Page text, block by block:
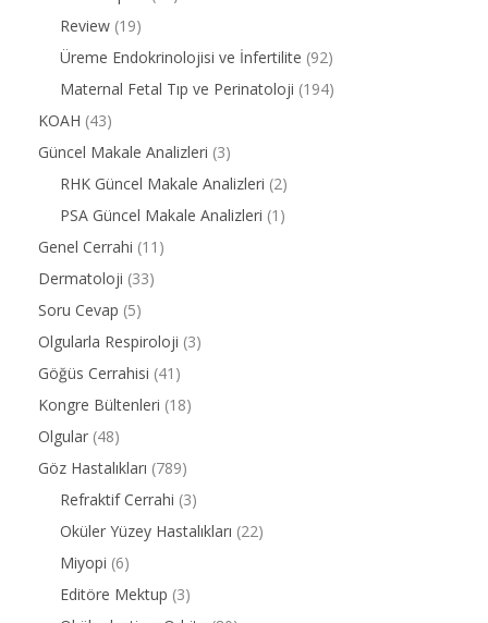
Review (19)
Üreme Endokrinolojisi ve İnfertilite (92)
Maternal Fetal Tıp ve Perinatoloji (194)
KOAH (43)
Güncel Makale Analizleri (3)
RHK Güncel Makale Analizleri (2)
PSA Güncel Makale Analizleri (1)
Genel Cerrahi (11)
Dermatoloji (33)
Soru Cevap (5)
Olgularla Respiroloji (3)
Göğüs Cerrahisi (41)
Kongre Bültenleri (18)
Olgular (48)
Göz Hastalıkları (789)
Refraktif Cerrahi (3)
Oküler Yüzey Hastalıkları (22)
Miyopi (6)
Editöre Mektup (3)